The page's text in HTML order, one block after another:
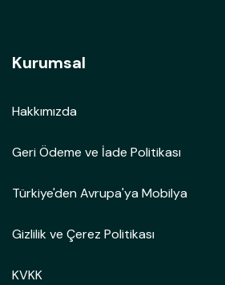
Kurumsal
Hakkımızda
Geri Ödeme ve İade Politikası
Türkiye'den Avrupa'ya Mobilya
Gizlilik ve Çerez Politikası
KVKK